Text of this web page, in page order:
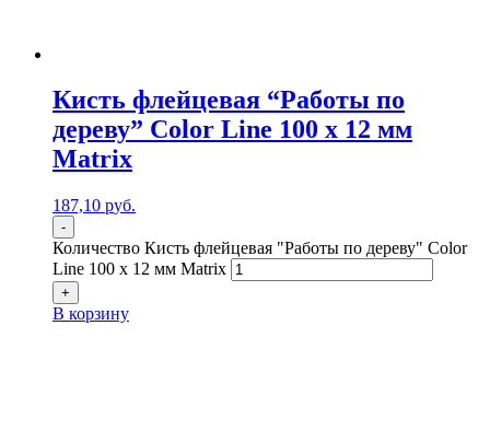
Кисть флейцевая “Работы по
дереву” Color Line 100 х 12 мм
Matrix
187,10 руб.
-
Количество Кисть флейцевая "Работы по дереву" Color
Line 100 х 12 мм Matrix
+
В корзину